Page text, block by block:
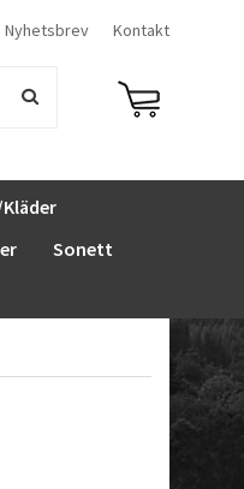
Nyhetsbrev Kontakt
Sonett